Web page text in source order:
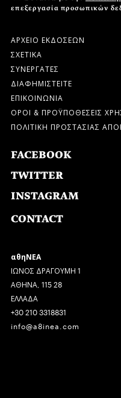
επεξεργασία προσωπικών
ΑΡΧΕΙΟ ΕΚΔΟΣΕΩΝ
ΣΧΕΤΙΚΑ
ΣΥΝΕΡΓΑΤΕΣ
ΔΙΑΦΗΜΙΣΤΕΙΤΕ
ΕΠΙΚΟΙΝΩΝΙΑ
ΟΡΟΙ & ΠΡΟΫΠΟΘΕΣΕΙΣ
ΠΟΛΙΤΙΚΗ ΠΡΟΣΤΑΣΙΑΣ
FACEBOOK
TWITTER
INSTAGRAM
CONTACT
αθηΝΕΑ
ΙΩΝΟΣ ΔΡΑΓΟΥΜΗ 1
ΑΘΗΝΑ, 115 28
ΕΛΛΑΔΑ
+30 210 3318831
info@a8inea.com